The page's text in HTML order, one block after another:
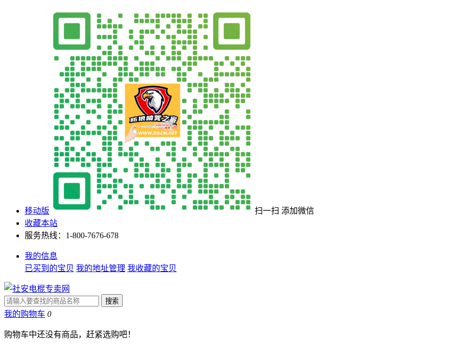
移动版
扫一扫 添加微信
收藏本站
服务热线：1-800-7676-678
我的信息
已买到的宝贝 我的地址管理 我收藏的宝贝
我的购物车 0
购物车中还没有商品，赶紧选购吧！